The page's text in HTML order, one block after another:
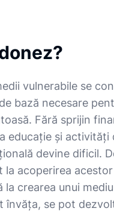
vulnerabile se
bază necesare
Fără sprijin
educație și activități
devine dificil.
la acoperirea
la crearea unui
învăța, se pot